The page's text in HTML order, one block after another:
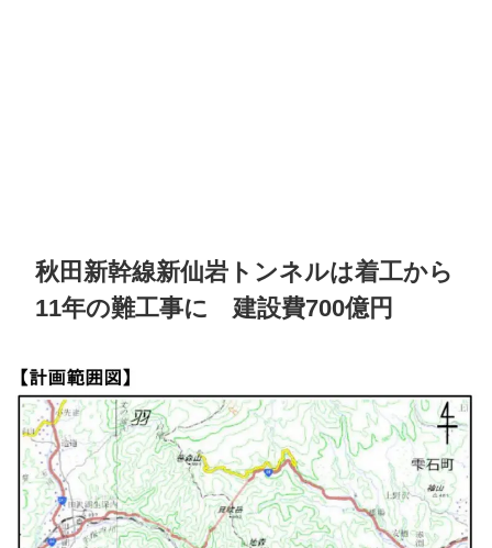
秋田新幹線新仙岩トンネルは着工から
11年の難工事に 建設費700億円